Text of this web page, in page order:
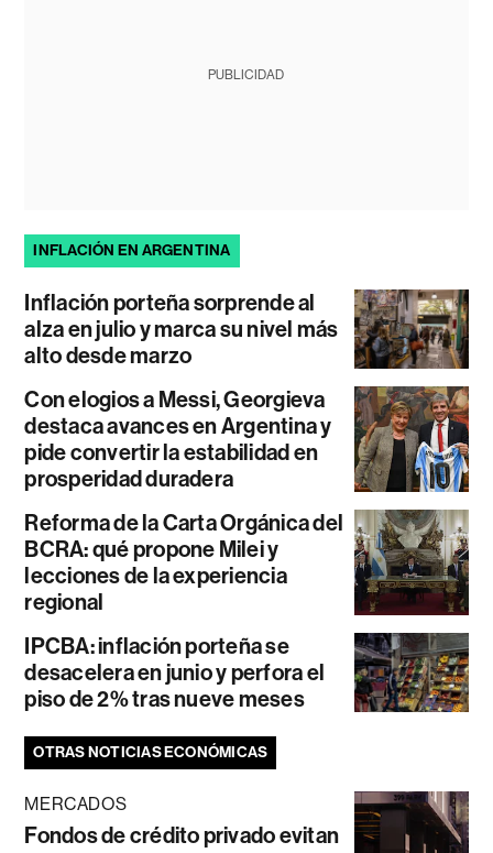
PUBLICIDAD
INFLACIÓN EN ARGENTINA
Inflación porteña sorprende al
alza en julio y marca su nivel más
alto desde marzo
Con elogios a Messi, Georgieva
destaca avances en Argentina y
pide convertir la estabilidad en
prosperidad duradera
Reforma de la Carta Orgánica del
BCRA: qué propone Milei y
lecciones de la experiencia
regional
IPCBA: inflación porteña se
desacelera en junio y perfora el
piso de 2% tras nueve meses
OTRAS NOTICIAS ECONÓMICAS
MERCADOS
Fondos de crédito privado evitan